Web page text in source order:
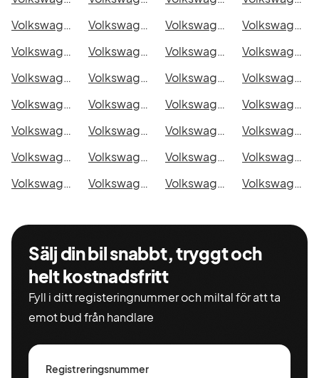
Volkswagen Transporter Chassi Dubbelhytt i Eskilstuna
Volkswagen Transporter Chassi Dubbelhytt i Kalmar Volkswagen Transporter Chassi Dubbelhytt i Karlskrona
Volkswagen Transporter Chassi Dubbelhytt i Karlstad
Volkswagen Transporter Chassi Dubbelhytt i Kristianstad
Volkswagen Transporter Chassi Dubbelhytt i Sundsvall Volkswagen Transporter Chassi Dubbelhytt i Umeå
Volkswagen Transporter Chassi Dubbelhytt i Varberg
Volkswagen Transporter Chassi Dubbelhytt i Borås
Volkswagen Transporter Chassi Dubbelhytt i Falkenberg Volkswagen Transporter Chassi Dubbelhytt i Gävle
Volkswagen Transporter Chassi Dubbelhytt i Luleå
Volkswagen Transporter Chassi Dubbelhytt i Lund
Volkswagen Transporter Chassi Dubbelhytt i Mönsterås Volkswagen Transporter Chassi Dubbelhytt i Uddevalla
Volkswagen Transporter Chassi Dubbelhytt i Västervik
Volkswagen Transporter Chassi Dubbelhytt i Ystad
Volkswagen Transporter Chassi Dubbelhytt i Östersund Volkswagen Transporter Chassi Dubbelhytt i Borlänge
Volkswagen Transporter Chassi Dubbelhytt i Kiruna
Volkswagen Transporter Chassi Dubbelhytt i Nyköping
Volkswagen Transporter Chassi Dubbelhytt i Oskarshamn Volkswagen Transporter Chassi Dubbelhytt i Sigtuna
Volkswagen Transporter Chassi Dubbelhytt i Skellefteå
Volkswagen Transporter Chassi Dubbelhytt i Skövde
Volkswagen Transporter Chassi Dubbelhytt i Trollhättan Volkswagen Transporter Chassi Dubbelhytt i Alingsås Volkswagen Transporter Chassi Dubbelhytt i Båstad
Sälj din bil snabbt, tryggt och
helt kostnadsfritt
Fyll i ditt registeringnummer och miltal för att ta
emot bud från handlare
Registreringsnummer